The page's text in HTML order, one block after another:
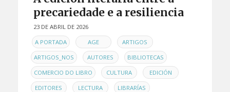
precariedade e a resiliencia
23 DE ABRIL DE 2026
ENA PORTADA , AGE , ARTIGOS ,
ARTIGOS_NOS , AUTORES , BIBLIOTECAS ,
COMERCIO DO LIBRO , CULTURA , EDICIÓN ,
EDITORES , LECTURA , LIBRARÍAS ,